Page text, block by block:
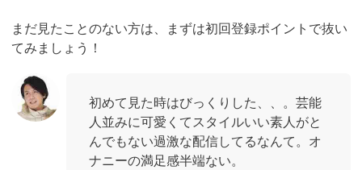
まだ見たことのない方は、まずは初回登録ポイントで抜い
てみましょう！
初めて見た時はびっくりした、、。芸能
人並みに可愛くてスタイルいい素人がと
んでもない過激な配信してるなんて。オ
ナニーの満足感半端ない。